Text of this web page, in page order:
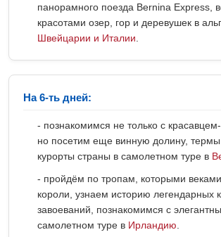
панорамного поезда Bernina Express,
красотами озер, гор и деревушек в
Швейцарии и Италии
На 6-ть дней:
- познакомимся не только с
но посетим еще винную долину, термы
курорты страны в самолетном туре в
- пройдём по тропам, которыми
короли, узнаем историю легендарных
завоеваний, познакомимся с
самолетном туре в Ирландию